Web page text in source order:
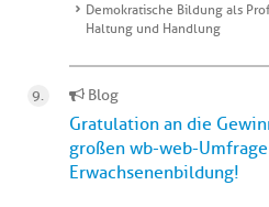
Demokratische Bildung als
Haltung und Handlung
Blog
Gratulation an die
großen wb-web-
Erwachsenenbildung!